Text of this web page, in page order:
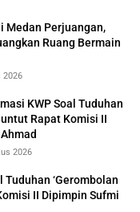
Medan Perjuangan,
Ruang Bermain
2026
KWP Soal Tuduhan
Rapat Komisi II
2026
Tuduhan ‘Gerombolan
II Dipimpin Sufmi